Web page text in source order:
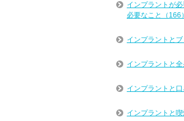
インプラントが
必要なこと（166）
インプラントとブ
インプラントと全
インプラントと口
インプラントと喫